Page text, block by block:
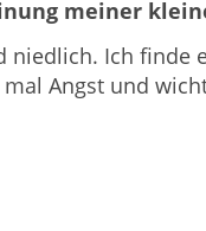
meiner
niedlich. Ich finde
Angst und